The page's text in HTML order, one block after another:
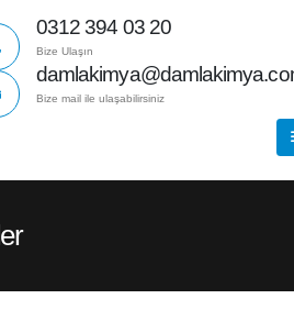
0312 394 03 20
Bize Ulaşın
Bize mail ile ulaşabilirsiniz